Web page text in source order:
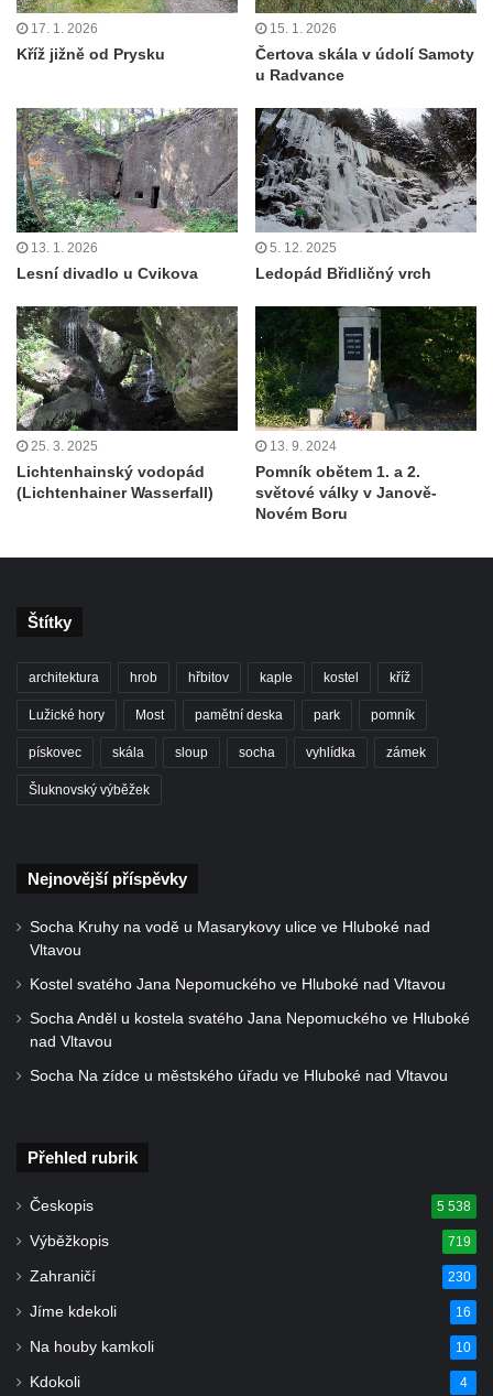
17. 1. 2026
Kříž jižně od Prysku
15. 1. 2026
Čertova skála v údolí Samoty
u Radvance
13. 1. 2026
Lesní divadlo u Cvikova
5. 12. 2025
Ledopád Břidličný vrch
25. 3. 2025
Lichtenhainský vodopád
(Lichtenhainer Wasserfall)
13. 9. 2024
Pomník obětem 1. a 2.
světové války v Janově-
Novém Boru
Štítky
architektura hrob hřbitov kaple kostel kříž
Lužické hory Most pamětní deska park pomník
pískovec skála sloup socha vyhlídka zámek
Šluknovský výběžek
Nejnovější příspěvky
Socha Kruhy na vodě u Masarykovy ulice ve Hluboké nad
Vltavou
Kostel svatého Jana Nepomuckého ve Hluboké nad Vltavou
Socha Anděl u kostela svatého Jana Nepomuckého ve Hluboké
nad Vltavou
Socha Na zídce u městského úřadu ve Hluboké nad Vltavou
Přehled rubrik
Českopis 5 538
Výběžkopis 719
Zahraničí 230
Jíme kdekoli 16
Na houby kamkoli 10
Kdokoli 4